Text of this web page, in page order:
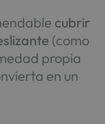
cubrir
(como
propia
en un